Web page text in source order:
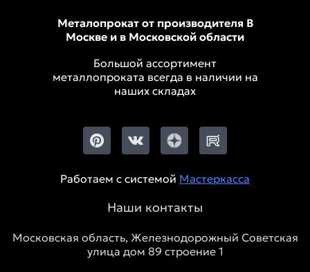
Металопрокат от производителя В
Москве и в Московской области
Большой ассортимент
металлопроката всегда в наличии на
наших складах
Работаем с системой Мастеркасса
Наши контакты
Московская область, Железнодорожный Советская
улица дом 89 строение 1